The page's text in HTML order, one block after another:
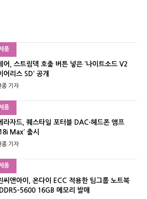
품
어, 스트림덱 호출 버튼 넣은 ‘나이트소드 V2
어리스 SD’ 공개
종 기자
품
라자드, 퀘스타일 포터블 DAC·헤드폰 앰프
Max’ 출시
종 기자
품
씨앤아이, 온다이 ECC 적용한 팀그룹 노트북
5600 16GB 메모리 발매